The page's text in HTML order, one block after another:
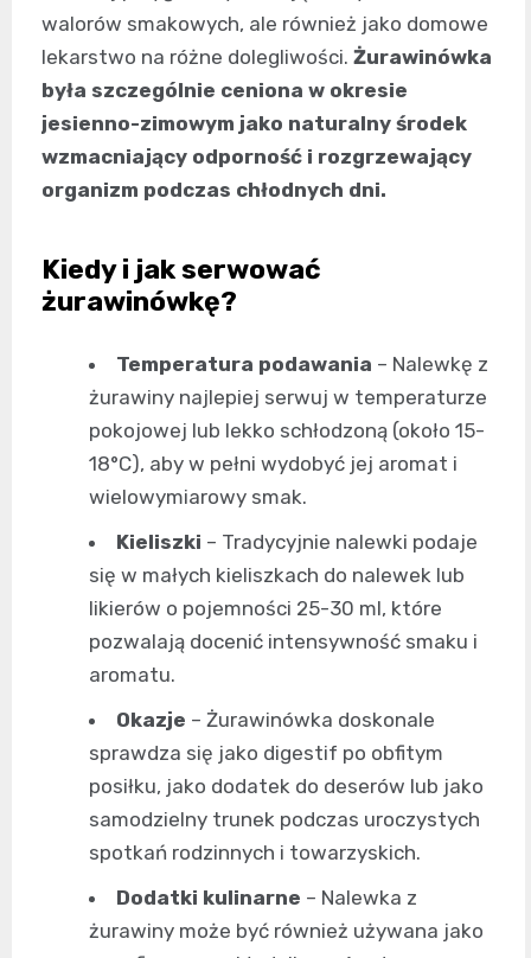
walorów smakowych, ale również jako domowe
lekarstwo na różne dolegliwości. Żurawinówka
była szczególnie ceniona w okresie
jesienno-zimowym jako naturalny środek
wzmacniający odporność i rozgrzewający
organizm podczas chłodnych dni.
Kiedy i jak serwować
żurawinówkę?
Temperatura podawania – Nalewkę z
żurawiny najlepiej serwuj w temperaturze
pokojowej lub lekko schłodzoną (około 15-
18°C), aby w pełni wydobyć jej aromat i
wielowymiarowy smak.
Kieliszki – Tradycyjnie nalewki podaje
się w małych kieliszkach do nalewek lub
likierów o pojemności 25-30 ml, które
pozwalają docenić intensywność smaku i
aromatu.
Okazje – Żurawinówka doskonale
sprawdza się jako digestif po obfitym
posiłku, jako dodatek do deserów lub jako
samodzielny trunek podczas uroczystych
spotkań rodzinnych i towarzyskich.
Dodatki kulinarne – Nalewka z
żurawiny może być również używana jako